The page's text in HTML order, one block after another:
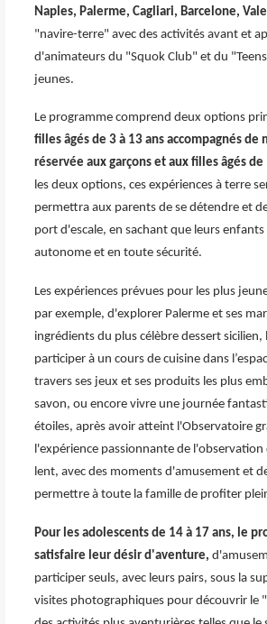
Naples, Palerme, Cagliari, Barcelone,
"navire-terre" avec des activités avant et
d'animateurs du "Squok Club" et du
jeunes.
Le programme comprend deux options
filles âgés de 3 à 13 ans accompagnés
réservée aux garçons et aux filles âgés de
les deux options, ces expériences à terre
permettra aux parents de se détendre et
port d'escale, en sachant que leurs
autonome et en toute sécurité.
Les expériences prévues pour les plus
par exemple, d'explorer Palerme et ses
ingrédients du plus célèbre dessert
participer à un cours de cuisine dans
travers ses jeux et ses produits les plus
savon, ou encore vivre une journée
étoiles, après avoir atteint l'Observatoire
l'expérience passionnante de
lent, avec des moments d'amusement et
permettre à toute la famille de profiter
Pour les adolescents de 14 à 17 ans, le
satisfaire leur désir d'aventure,
participer seuls, avec leurs pairs, sous la
visites photographiques pour découvrir le